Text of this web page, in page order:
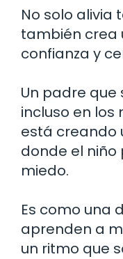
No solo alivia
también crea
confianza y
Un padre que
incluso en los
está creando
donde el niño
miedo.
Es como una
aprenden a
un ritmo que